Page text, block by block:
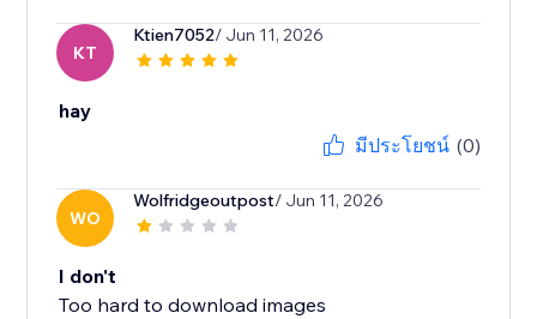
KT
Ktien7052/ Jun 11, 2026
hay
มีประโยชน์ (0)
WO
Wolfridgeoutpost/ Jun 11, 2026
I don't
Too hard to download images